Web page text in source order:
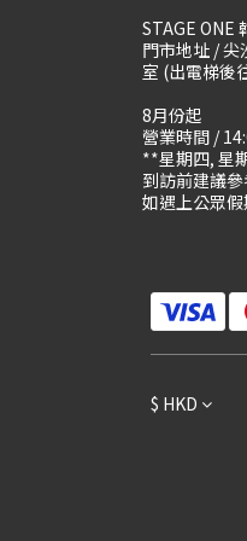
STAGE ONE
門市地址 /
室 (出電梯後
8月份起
營業時間 /
**星期四, 星
到訪前建議
如遇上公眾
$ HKD